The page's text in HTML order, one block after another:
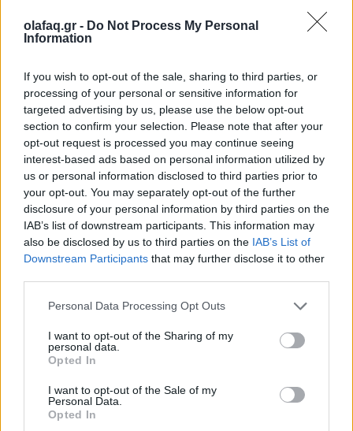
olafaq.gr - Do Not Process My Personal
Information
If you wish to opt-out of the sale, sharing to third parties, or
processing of your personal or sensitive information for
targeted advertising by us, please use the below opt-out
section to confirm your selection. Please note that after your
opt-out request is processed you may continue seeing
interest-based ads based on personal information utilized by
us or personal information disclosed to third parties prior to
your opt-out. You may separately opt-out of the further
disclosure of your personal information by third parties on the
IAB’s list of downstream participants. This information may
also be disclosed by us to third parties on the IAB’s List of
Downstream Participants that may further disclose it to other
Personal Data Processing Opt Outs
I want to opt-out of the Sharing of my
personal data.
Opted In
I want to opt-out of the Sale of my
Personal Data.
Opted In
Την Κυριακή 26 Οκτωβρίου, στις 04:00 τα ξημερώματα, θα
ξαναζήσουμε το πιο παράλογο ευρωπαϊκό ραντεβού με τον
χρόνο: θα γυρίσουμε τα ρολόγια μας πίσω μία ώρα, για να
"εξοικονομήσουμε ενέργεια".
Ελλάδα
Παραλύει η χώρα από τη 24ωρη απεργία
ΓΣΕΕ και ΑΔΕΔΥ ενάντια στο νέο εργασιακό
νομοσχέδιο